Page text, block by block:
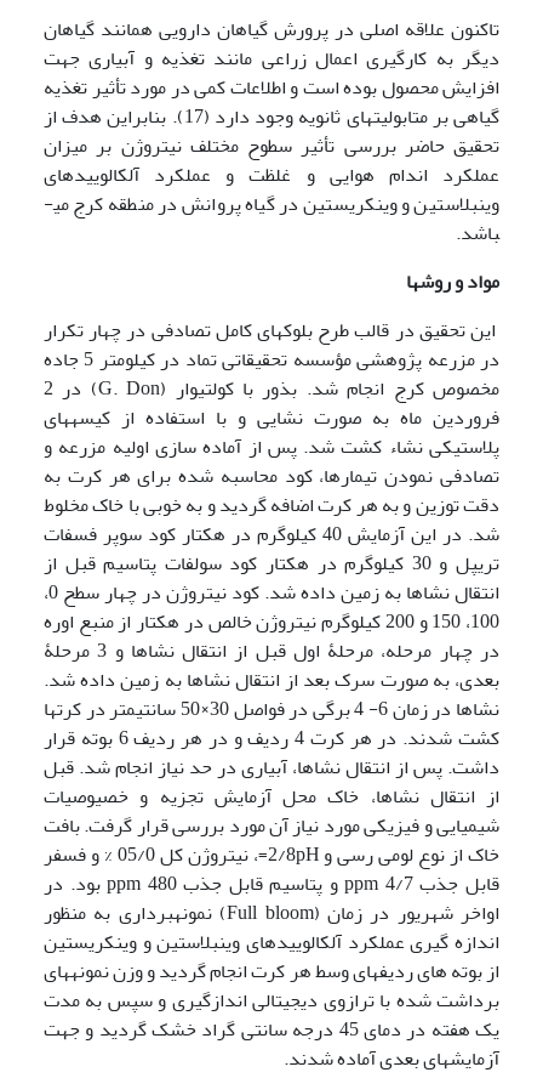
تاکنون علاقه اصلی در پرورش گیاهان دارویی همانند گیاهان
دیگر به کارگیری اعمال زراعی مانند تغذیه و آبیاری جهت
افزایش محصول بوده است و اطلاعات کمی در مورد تأثیر تغذیه
گیاهی بر متابولیت­های ثانویه وجود دارد (17). بنابراین هدف از
تحقیق حاضر بررسی تأثیر سطوح مختلف نیتروژن بر میزان
عملکرد اندام هوایی و غلظت و عملکرد آلکالوییدهای
وینبلاستین و وینکریستین در گیاه پروانش در منطقه کرج می­
باشد.
مواد و روشها
این تحقیق در قالب طرح بلوکهای کامل تصادفی در چهار تکرار
در مزرعه پژوهشی مؤسسه تحقیقاتی تماد در کیلومتر 5 جاده
مخصوص کرج انجام شد. بذور با کولتیوار (G. Don) در 2
فروردین ماه به صورت نشایی و با استفاده از کیسه­های
پلاستیکی نشاء کشت شد. پس از آماده سازی اولیه مزرعه و
تصادفی نمودن تیمارها، کود محاسبه شده برای هر کرت به
دقت توزین و به هر کرت اضافه گردید و به خوبی با خاک مخلوط
شد. در این آزمایش 40 کیلوگرم در هکتار کود سوپر فسفات
تریپل و 30 کیلوگرم در هکتار کود سولفات پتاسیم قبل از
انتقال نشاها به زمین داده شد. کود نیتروژن در چهار سطح 0،
100، 150 و 200 کیلوگرم نیتروژن خالص در هکتار از منبع اوره
در چهار مرحله، مرحلۀ اول قبل از انتقال نشاها و 3 مرحلۀ
بعدی، به صورت سرک بعد از انتقال نشاها به زمین داده شد.
نشاها در زمان 6- 4 برگی در فواصل 30×50 سانتیمتر در کرتها
کشت شدند. در هر کرت 4 ردیف و در هر ردیف 6 بوته قرار
داشت. پس از انتقال نشاها، آبیاری در حد نیاز انجام شد. قبل
از انتقال نشاها، خاک محل آزمایش تجزیه و خصیوصیات
شیمیایی و فیزیکی مورد نیاز آن مورد بررسی قرار گرفت. بافت
خاک از نوع لومی رسی و 2/8pH=، نیتروژن کل 05/0 % و فسفر
قابل جذب ppm 4/7 و پتاسیم قابل جذب ppm 480 بود. در
اواخر شهریور در زمان (Full bloom) نمونه­برداری به منظور
اندازه گیری عملکرد آلکالوییدهای وینبلاستین و وینکریستین
از بوته های ردیفهای وسط هر کرت انجام گردید و وزن نمونه­های
برداشت شده با ترازوی دیجیتالی اندازگیری و سپس به مدت
یک هفته در دمای 45 درجه سانتی گراد خشک گردید و جهت
آزمایشهای بعدی آماده شدند.